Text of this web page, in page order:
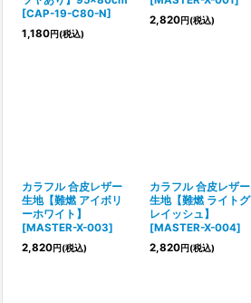
[CAP-19-C80-N]
1,180円(税込)
2,820円(税込)
カラフル 合皮レザー
生地【難燃 アイボリ
ーホワイト】
[MASTER-X-003]
2,820円(税込)
カラフル 合皮レザー
生地【難燃 ライトグ
レイッシュ】
[MASTER-X-004]
2,820円(税込)